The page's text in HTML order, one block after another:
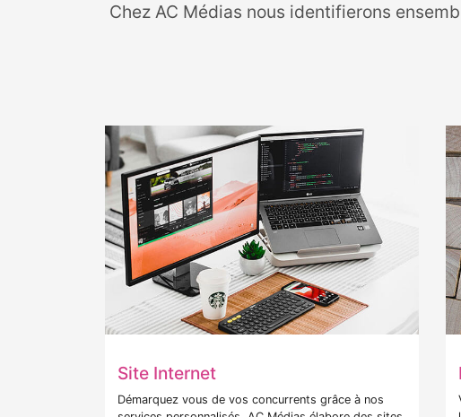
Chez AC Médias nous identifierons
Site Internet
Démarquez vous de vos concurrents grâce à nos